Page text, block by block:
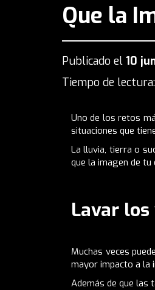
Que la
Publicado el 10
Tiempo de
Uno de los retos
situaciones que
La lluvia, tierra o
que la imagen de
Lavar
Muchas veces
mayor impacto a la
Además de que las